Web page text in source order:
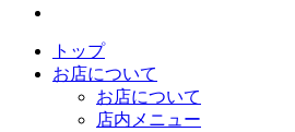
トップ
お店について
お店について
店内メニュー